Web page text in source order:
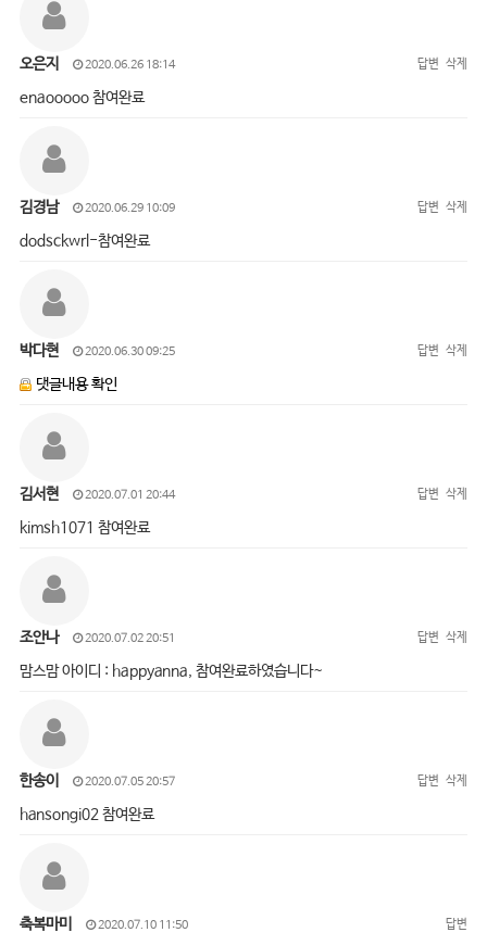
오은지 2020.06.26 18:14 답변 삭제
enaooooo 참여완료
김경남 2020.06.29 10:09 답변 삭제
dodsckwrl-참여완료
박다현 2020.06.30 09:25 답변 삭제
댓글내용 확인
김서현 2020.07.01 20:44 답변 삭제
kimsh1071 참여완료
조안나 2020.07.02 20:51 답변 삭제
맘스맘 아이디 : happyanna, 참여완료하였습니다~
한송이 2020.07.05 20:57 답변 삭제
hansongi02 참여완료
축복마미 2020.07.10 11:50 답변